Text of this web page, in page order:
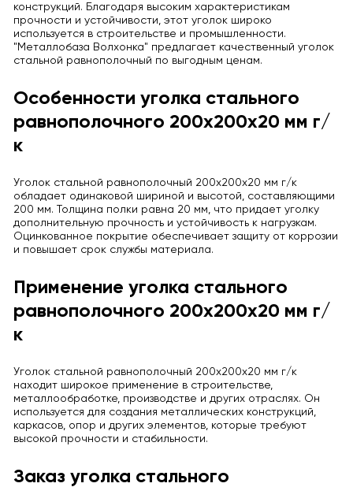
конструкций. Благодаря высоким характеристикам
прочности и устойчивости, этот уголок широко
используется в строительстве и промышленности.
"Металлобаза Волхонка" предлагает качественный уголок
стальной равнополочный по выгодным ценам.
Особенности уголка стального
равнополочного 200x200x20 мм г/
к
Уголок стальной равнополочный 200x200x20 мм г/к
обладает одинаковой шириной и высотой, составляющими
200 мм. Толщина полки равна 20 мм, что придает уголку
дополнительную прочность и устойчивость к нагрузкам.
Оцинкованное покрытие обеспечивает защиту от коррозии
и повышает срок службы материала.
Применение уголка стального
равнополочного 200x200x20 мм г/
к
Уголок стальной равнополочный 200x200x20 мм г/к
находит широкое применение в строительстве,
металлообработке, производстве и других отраслях. Он
используется для создания металлических конструкций,
каркасов, опор и других элементов, которые требуют
высокой прочности и стабильности.
Заказ уголка стального